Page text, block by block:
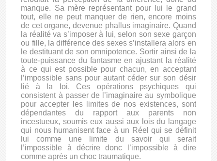
manque. Sa mère représentant pour lui le grand
tout, elle ne peut manquer de rien, encore moins
de cet organe, devenue phallus imaginaire. Quand
la réalité va s’imposer à lui, selon son sexe garçon
ou fille, la différence des sexes s’installera alors en
le destituant de son omnipotence. Sortir ainsi de la
toute-puissance du fantasme en ajustant la réalité
à ce qui est possible pour chacun, en acceptant
l’impossible sans pour autant céder sur son désir
lié à la loi. Ces opérations psychiques qui
consistent à passer de l’imaginaire au symbolique
pour accepter les limites de nos existences, sont
dépendantes du rapport aux parents non
incestueux, soumis eux aussi aux lois du langage
qui nous humanisent face à un Réel qui se définit
lui comme une limite du savoir qui serait
l’impossible à décrire donc l’impossible à dire
comme après un choc traumatique.